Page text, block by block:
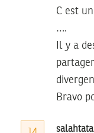
C est
….
Il y a
Bravo